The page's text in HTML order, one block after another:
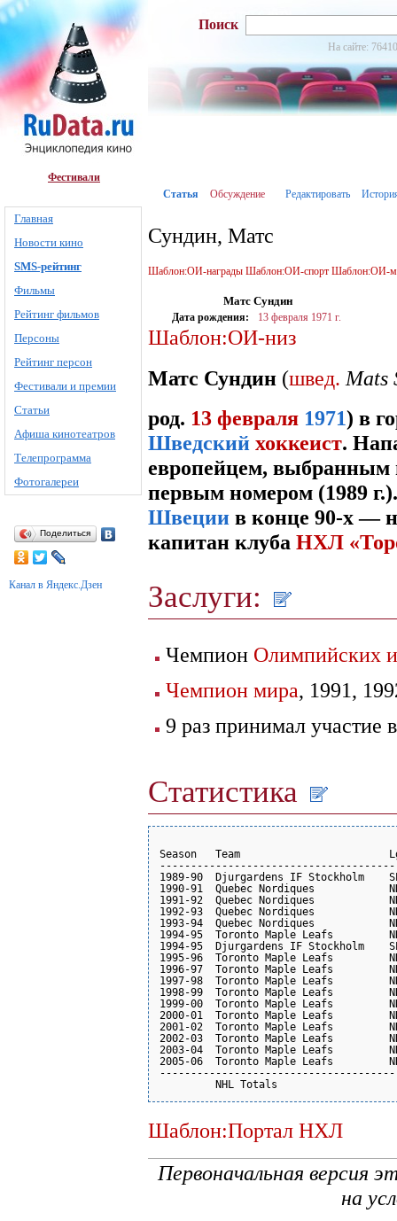
Фестивали
Главная
Новости кино
SMS-рейтинг
Фильмы
Рейтинг фильмов
Персоны
Рейтинг персон
Фестивали и премии
Статьи
Афиша кинотеатров
Телепрограмма
Фотогалереи
Поделиться
Канал в Яндекс.Дзен
Поиск
На сайте:
Статья Обсуждение Редактировать
Сундин, Матс
Шаблон:ОИ-награды Шаблон:ОИ-спорт Шаблон:ОИ-
Матс Сундин
Дата рождения: 13 февраля 1971 г.
Шаблон:ОИ-низ
Матс Сундин (швед. Mats
род. 13 февраля 1971) в
Шведский хоккеист.
европейцем,
первым номером (1989
Швеции в конце 90-х —
капитан клуба НХЛ
Заслуги:
Чемпион Олимпийских
Чемпион мира, 1991,
9 раз принимал участие
Статистика
Season   Team
1989-90  Djurgardens IF
1990-91  Quebec Nordiques
1991-92  Quebec Nordiques
1992-93  Quebec Nordiques
1993-94  Quebec Nordiques
1994-95  Toronto Maple Leafs
1994-95  Djurgardens IF
1995-96  Toronto Maple Leafs
1996-97  Toronto Maple Leafs
1997-98  Toronto Maple Leafs
1998-99  Toronto Maple Leafs
1999-00  Toronto Maple Leafs
2000-01  Toronto Maple Leafs
2001-02  Toronto Maple Leafs
2002-03  Toronto Maple Leafs
2003-04  Toronto Maple Leafs
2005-06  Toronto Maple Leafs
NHL Totals
Шаблон:Портал НХЛ
Первоначальная версия
на